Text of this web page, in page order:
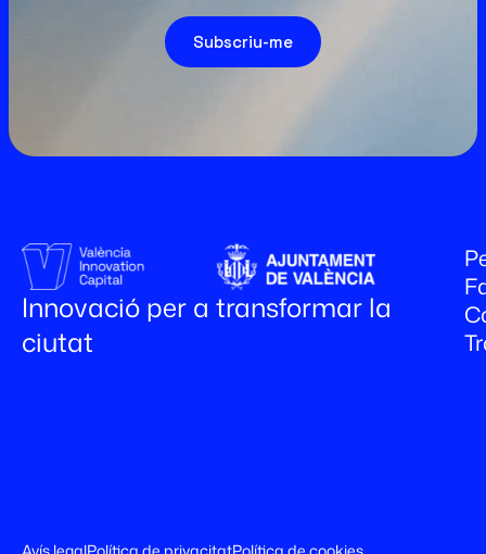
Subscriu-me
Innovació per a transformar la
ciutat